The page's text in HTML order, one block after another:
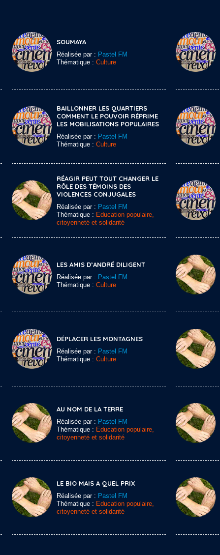
SOUMAYA
Réalisée par : Pastel FM
Thématique : Culture
BAILLONNER LES QUARTIERS
COMMENT LE POUVOIR RÉPRIME
LES MOBILISATIONS POPULAIRES
Réalisée par : Pastel FM
Thématique : Culture
RÉAGIR PEUT TOUT CHANGER LE
RÔLE DES TÉMOINS DES
VIOLENCES CONJUGALES
Réalisée par : Pastel FM
Thématique : Education populaire,
citoyenneté et solidarité
LES AMIS D’ANDRÉ DILIGENT
Réalisée par : Pastel FM
Thématique : Culture
DÉPLACER LES MONTAGNES
Réalisée par : Pastel FM
Thématique : Culture
AU NOM DE LA TERRE
Réalisée par : Pastel FM
Thématique : Education populaire,
citoyenneté et solidarité
LE BIO MAIS A QUEL PRIX
Réalisée par : Pastel FM
Thématique : Education populaire,
citoyenneté et solidarité